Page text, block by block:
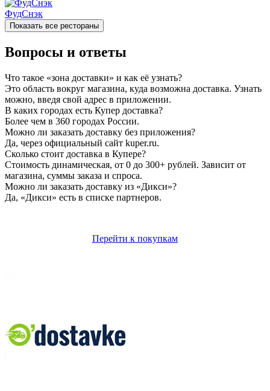
ФудСнэк
Показать все рестораны
Вопросы и ответы
Что такое «зона доставки» и как её узнать?
Это область вокруг магазина, куда возможна доставка. Узнать
можно, введя свой адрес в приложении.
В каких городах есть Купер доставка?
Более чем в 360 городах России.
Можно ли заказать доставку без приложения?
Да, через официальный сайт kuper.ru.
Сколько стоит доставка в Купере?
Стоимость динамическая, от 0 до 300+ рублей. Зависит от
магазина, суммы заказа и спроса.
Можно ли заказать доставку из «Дикси»?
Да, «Дикси» есть в списке партнеров.
Перейти к покупкам